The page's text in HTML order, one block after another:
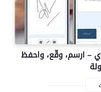
– ارسم، وقّع، واحفظ